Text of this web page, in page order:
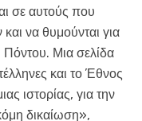
σε αυτούς που
να θυμούνται για
Μια σελίδα
και το Έθνος
ιστορίας, για την
δικαίωση»,